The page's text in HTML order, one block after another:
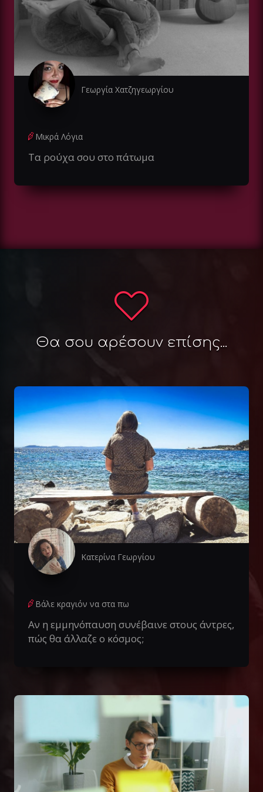
Γεωργία Χατζηγεωργίου
Μικρά Λόγια
Τα ρούχα σου στο πάτωμα
Θα σου αρέσουν επίσης...
Κατερίνα Γεωργίου
Βάλε κραγιόν να στα πω
Αν η εμμηνόπαυση συνέβαινε στους άντρες,
πώς θα άλλαζε ο κόσμος;